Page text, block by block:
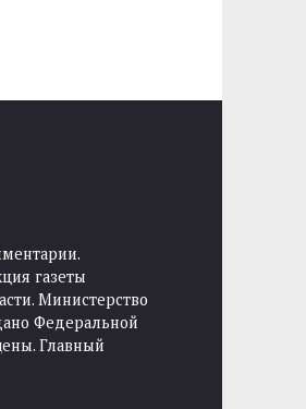
газеты
Министерство
Федеральной
Главный